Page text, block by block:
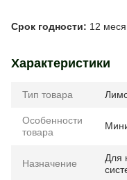
Срок годности: 12
Характеристики
Тип товара
Особенности
товара
Назначение
Для